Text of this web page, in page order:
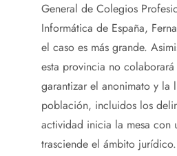
General de Colegios
Informática de España,
el caso es más grande.
esta provincia no
garantizar el anonimato y la
población, incluidos los
actividad inicia la mesa con
trasciende el ámbito jurídico.